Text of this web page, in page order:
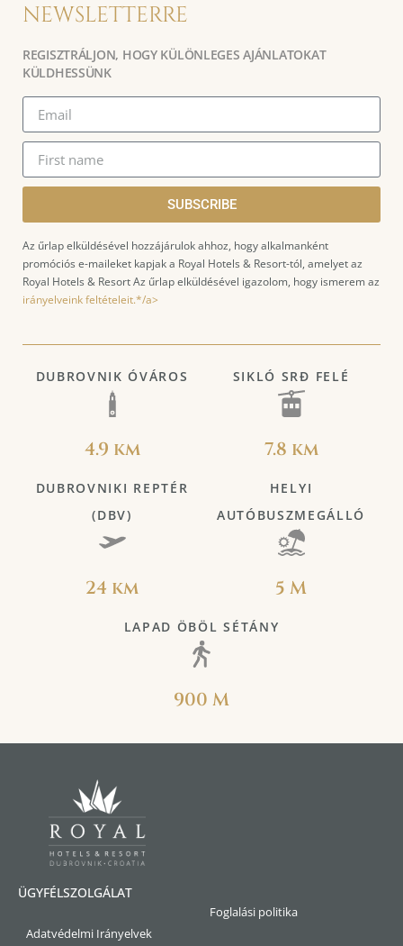
NEWSLETTERRE
REGISZTRÁLJON, HOGY KÜLÖNLEGES AJÁNLATOKAT
KÜLDHESSÜNK
SUBSCRIBE
Az űrlap elküldésével hozzájárulok ahhoz, hogy alkalmanként
promóciós e-maileket kapjak a Royal Hotels & Resort-tól, amelyet az
Royal Hotels & Resort Az űrlap elküldésével igazolom, hogy ismerem az
irányelveink feltételeit.*/a>
DUBROVNIK ÓVÁROS
4.9 km
SIKLÓ SRĐ FELÉ
7.8 km
DUBROVNIKI REPTÉR
(DBV)
24 km
HELYI
AUTÓBUSZMEGÁLLÓ
5 M
LAPAD ÖBÖL SÉTÁNY
900 M
ÜGYFÉLSZOLGÁLAT
Foglalási politika
Adatvédelmi Irányelvek